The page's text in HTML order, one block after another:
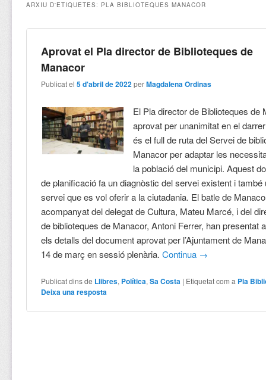
ARXIU D'ETIQUETES: PLA BIBLIOTEQUES MANACOR
Aprovat el Pla director de Biblioteques de
Manacor
Publicat el5 d'abril de 2022 perMagdalena Ordinas
El Pla director de Biblioteques de
aprovat per unanimitat en el
és el full de ruta del Servei de
Manacor per adaptar les
la població del municipi. Aquest
de planificació fa un diagnòstic del servei existent i també
servei que es vol oferir a la ciutadania. El batle de
acompanyat del delegat de Cultura, Mateu Marcé, i del
de biblioteques de Manacor, Antoni Ferrer, han presentat
els detalls del document aprovat per l’Ajuntament de
14 de març en sessió plenària.Continua →
Publicat dins de Llibres, Política,Sa Costa | Etiquetat com a Pla
Deixa una resposta